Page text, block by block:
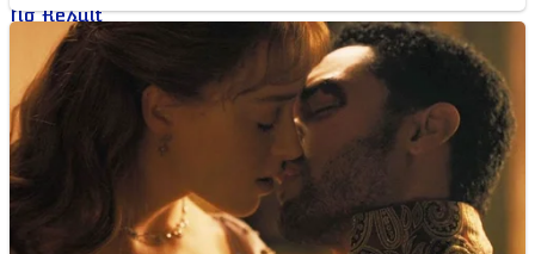
No Result
View All Result